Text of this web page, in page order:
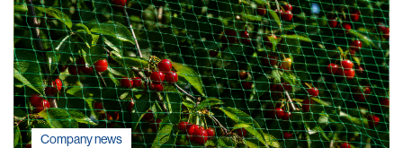
Company news